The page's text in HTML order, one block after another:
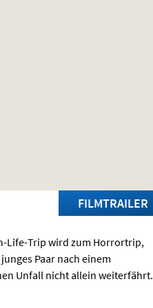
FILMTRAILER
Life-Trip wird zum Horrortrip,
Paar nach einem
Unfall nicht allein weiterfährt.